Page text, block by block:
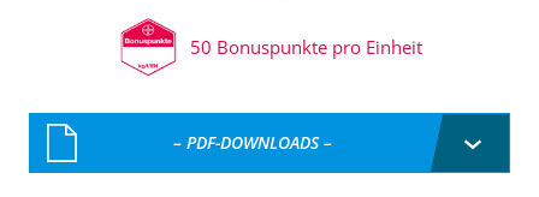
50 Bonuspunkte pro Einheit
– PDF-DOWNLOADS –